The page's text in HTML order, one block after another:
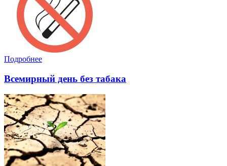
Подробнее
Всемирный день без табака